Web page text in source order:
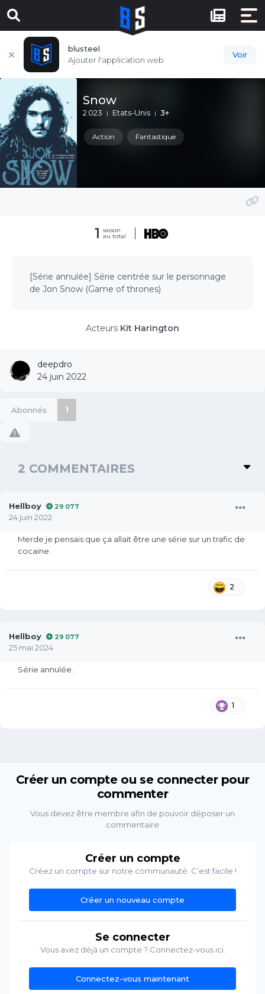
blusteel
Ajouter l'application web
Voir
Snow
2 023 Etats-Unis 3+
Action Fantastique
1 saison
au total
[Série annulée] Série centrée sur le personnage
de Jon Snow (Game of thrones)
Acteurs Kit Harington
deepdro
24 juin 2022
Abonnés 1
2 COMMENTAIRES
Hellboy 29 077
24 juin 2022
Merde je pensais que ça allait être une série sur un trafic de
cocaïne.
2
Hellboy 29 077
25 mai 2024
Série annulée.
1
Créer un compte ou se connecter pour
commenter
Vous devez être membre afin de pouvoir déposer un
commentaire
Créer un compte
Créez un compte sur notre communauté. C’est facile !
Créer un nouveau compte
Se connecter
Vous avez déjà un compte ? Connectez-vous ici.
Connectez-vous maintenant